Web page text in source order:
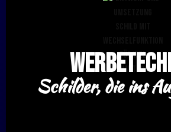
Schilder, die ins